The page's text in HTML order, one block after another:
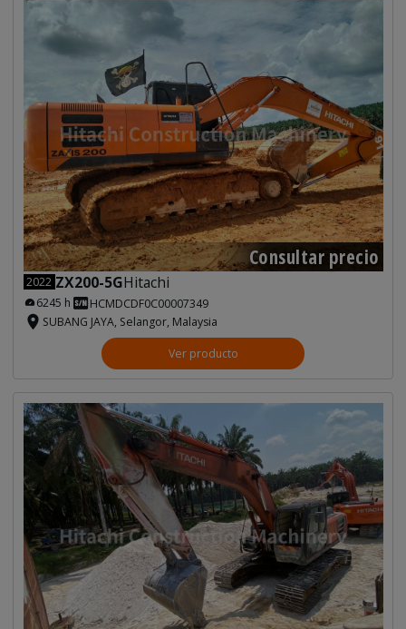
Consultar precio
2022 ZX200-5GHitachi
6245 h
HCMDCDF0C00007349
SUBANG JAYA, Selangor, Malaysia
Ver producto